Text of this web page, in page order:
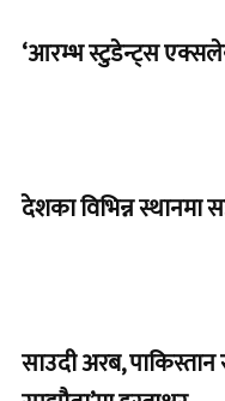
‘आरम्भ स्टुडेन्ट्स
देशका विभिन्न स्थानमा
साउदी अरब, पाकिस्तान